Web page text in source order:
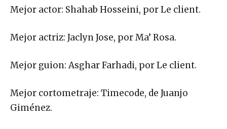
Mejor actor: Shahab Hosseini, por Le client.
Mejor actriz: Jaclyn Jose, por Ma’ Rosa.
Mejor guion: Asghar Farhadi, por Le client.
Mejor cortometraje: Timecode, de Juanjo
Giménez.